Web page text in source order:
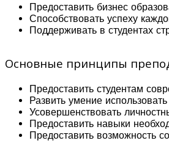
Предоставить бизнес
Способствовать успеху
Поддерживать в студентах
Основные принципы
Предоставить студентам
Развить умение
Усовершенствовать
Предоставить навыки
Предоставить возможность